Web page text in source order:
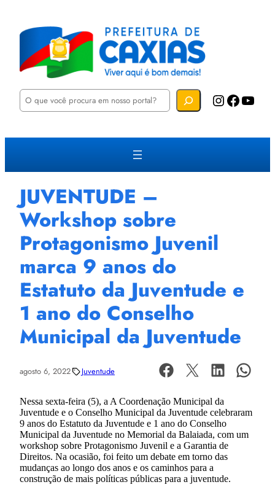
P
u
a
Instagram Facebook YouTube
JUVENTUDE –
Workshop sobre
Protagonismo Juvenil
marca 9 anos do
Estatuto da Juventude e
1 ano do Conselho
Municipal da Juventude
agosto 6, 2022 Juventude
Nessa sexta-feira (5), a A Coordenação Municipal da
Juventude e o Conselho Municipal da Juventude celebraram
9 anos do Estatuto da Juventude e 1 ano do Conselho
Municipal da Juventude no Memorial da Balaiada, com um
workshop sobre Protagonismo Juvenil e a Garantia de
Direitos. Na ocasião, foi feito um debate em torno das
mudanças ao longo dos anos e os caminhos para a
construção de mais políticas públicas para a juventude.